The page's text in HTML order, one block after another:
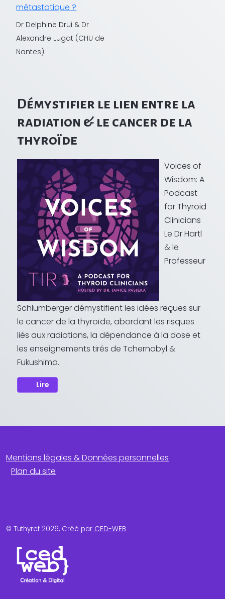
métastatique ?
Dr Delphine Drui & Dr
Alexandre Lugat (CHU de
Nantes).
Démystifier le lien entre la
radiation & le cancer de la
thyroïde
Voices of
Wisdom: A
Podcast
for Thyroid
Clinicians
Le Dr Hartl
& le
Professeur
Schlumberger démystifient les idées reçues sur
le cancer de la thyroïde, abordant les risques
liés aux radiations, la dépendance à la dose et
les enseignements tirés de Tchernobyl &
Fukushima.
Lire
Mentions légales & Données personnelles
Plan du site
© Tuthyref 2026, Créé par CED-WEB